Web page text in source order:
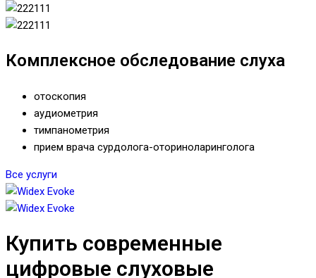
Комплексное обследование слуха
отоскопия
аудиометрия
тимпанометрия
прием врача сурдолога-оториноларинголога
Все услуги
Купить современные
цифровые слуховые